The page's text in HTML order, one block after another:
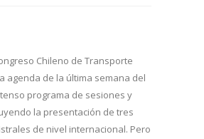
Chileno de Transporte
agenda de la última semana del
programa de sesiones y
la presentación de tres
de nivel internacional. Pero